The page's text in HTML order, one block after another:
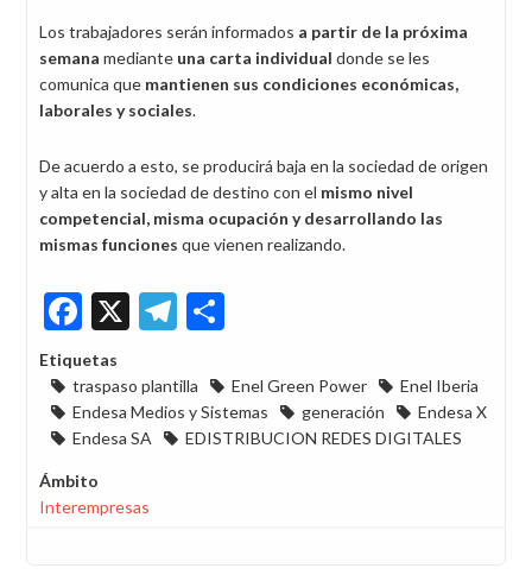
Los trabajadores serán informados a partir de la próxima
semana mediante una carta individual donde se les
comunica que mantienen sus condiciones económicas,
laborales y sociales.
De acuerdo a esto, se producirá baja en la sociedad de origen
y alta en la sociedad de destino con el mismo nivel
competencial, misma ocupación y desarrollando las
mismas funciones que vienen realizando.
Facebook
X Telegram
Etiquetas
traspaso plantilla
Enel Green Power
Enel Iberia
Endesa Medios y Sistemas
generación
Endesa X
Endesa SA
EDISTRIBUCION REDES DIGITALES
Ámbito
Interempresas